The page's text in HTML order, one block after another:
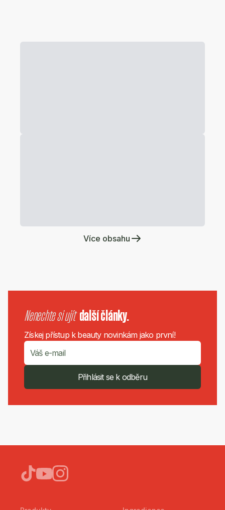
Více obsahu
Nenechte si ujít další články.
Získej přístup k beauty novinkám jako první!
Přihlásit se k odběru